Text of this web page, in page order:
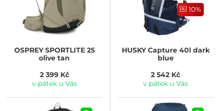
OSPREYSPORTLITE 25
olive tan
2 399 Kč
v pátek u Vás
10%
HUSKYCapture 40l dark
blue
2 542 Kč
v pátek u Vás